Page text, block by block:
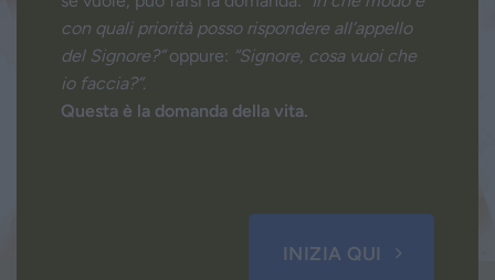
con quali priorità posso rispondere all’appello
del Signore?”oppure: “Signore, cosa vuoi che
io faccia?”.
Questa è la domanda della vita.
INIZIA QUI